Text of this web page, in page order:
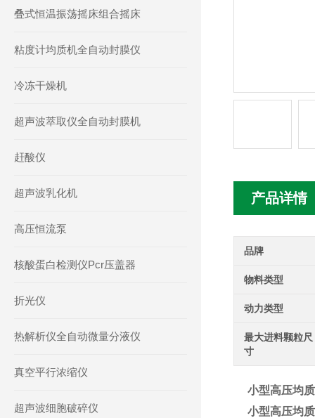
产品详情
品牌
物料类型
动力类型
最大进料颗粒尺
寸
小型高压均
小型高压均
叠式恒温振荡摇床组合摇床
粘度计均质机全自动封膜仪
冷冻干燥机
超声波萃取仪全自动封膜机
赶酸仪
超声波乳化机
高压恒流泵
核酸蛋白检测仪Pcr压盖器
折光仪
热解析仪全自动微量分液仪
真空平行浓缩仪
超声波细胞破碎仪